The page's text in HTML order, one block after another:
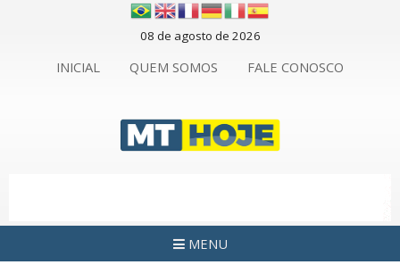
08 de agosto de 2026
INICIAL QUEM SOMOS FALE CONOSCO
MENU